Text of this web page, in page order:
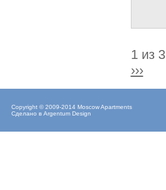
1 из 3
›››
Copyright © 2009-2014 Moscow Apartments
Сделано в Argentum Design